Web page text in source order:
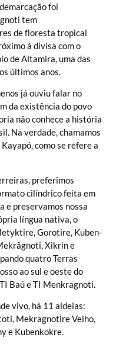
foi
tem
de floresta tropical
à divisa com o
de Altamira, uma das
últimos anos.
já ouviu falar no
da existência do povo
não conhece a história
Na verdade, chamamos
como se refere a
preferimos
cilíndrico feita em
e preservamos nossa
língua nativa, o
Gorotire, Kuben-
Xikrin e
quatro Terras
ao sul e oeste do
Baú e TI Menkragnoti.
vivo, há 11 aldeias:
Mekragnotire Velho,
e Kubenkokre.